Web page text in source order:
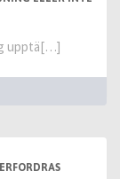
upptä[…]